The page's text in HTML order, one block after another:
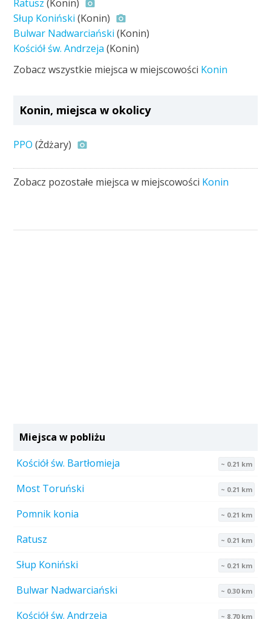
Ratusz (Konin)
Słup Koniński (Konin)
Bulwar Nadwarciański (Konin)
Kościół św. Andrzeja (Konin)
Zobacz wszystkie miejsca w miejscowości Konin
Konin, miejsca w okolicy
PPO (Żdżary)
Zobacz pozostałe miejsca w miejscowości Konin
Miejsca w pobliżu
Kościół św. Bartłomieja
~ 0.21 km
Most Toruński ~ 0.21 km
Pomnik konia ~ 0.21 km
Ratusz ~ 0.21 km
Słup Koniński ~ 0.21 km
Bulwar Nadwarciański ~ 0.30 km
Kościół św. Andrzeja ~ 8.70 km